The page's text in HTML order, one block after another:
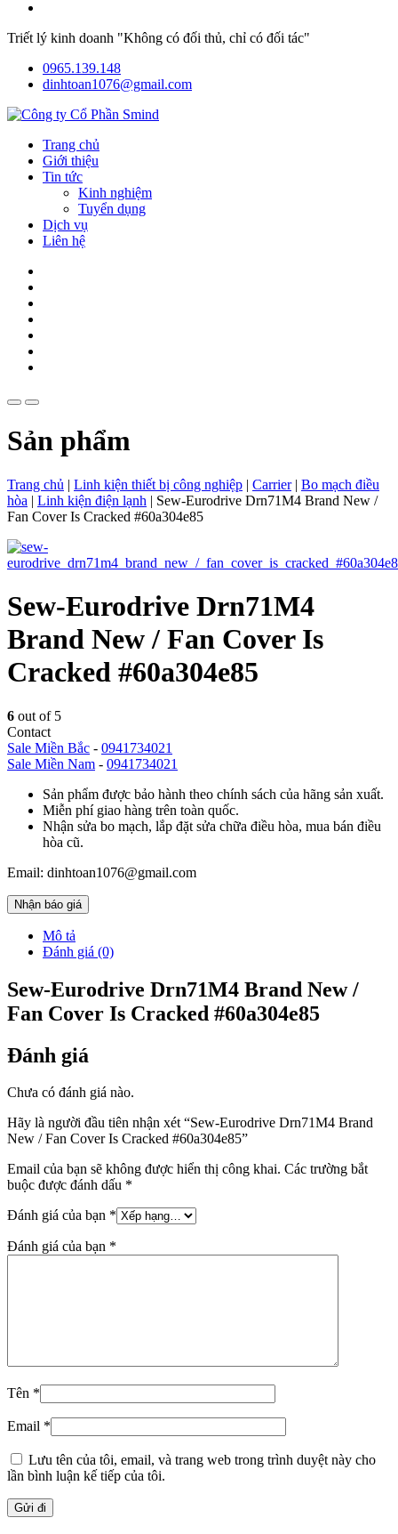
Triết lý kinh doanh "Không có đối thủ, chỉ có đối tác"
0965.139.148
dinhtoan1076@gmail.com
Trang chủ
Giới thiệu
Tin tức
Kinh nghiệm
Tuyển dụng
Dịch vụ
Liên hệ
Sản phẩm
Trang chủ | Linh kiện thiết bị công nghiệp | Carrier| Bo mạch điều
hòa | Linh kiện điện lạnh | Sew-Eurodrive Drn71M4 Brand New /
Fan Cover Is Cracked #60a304e85
Sew-Eurodrive Drn71M4
Brand New / Fan Cover Is
Cracked #60a304e85
6 out of 5
Contact
Sale Miền Bắc - 0941734021
Sale Miền Nam - 0941734021
Sản phẩm được bảo hành theo chính sách của hãng sản xuất.
Miễn phí giao hàng trên toàn quốc.
Nhận sửa bo mạch, lắp đặt sửa chữa điều hòa, mua bán điều
hòa cũ.
Email: dinhtoan1076@gmail.com
Nhận báo giá
Mô tả
Đánh giá (0)
Sew-Eurodrive Drn71M4 Brand New /
Fan Cover Is Cracked #60a304e85
Đánh giá
Chưa có đánh giá nào.
Hãy là người đầu tiên nhận xét “Sew-Eurodrive Drn71M4 Brand
New / Fan Cover Is Cracked #60a304e85”
Email của bạn sẽ không được hiển thị công khai. Các trường bắt
buộc được đánh dấu *
Đánh giá của bạn *
Đánh giá của bạn *
Tên *
Email *
Lưu tên của tôi, email, và trang web trong trình duyệt này cho
lần bình luận kế tiếp của tôi.